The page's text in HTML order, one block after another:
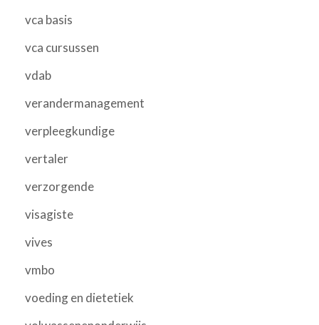
vca basis
vca cursussen
vdab
verandermanagement
verpleegkundige
vertaler
verzorgende
visagiste
vives
vmbo
voeding en dietetiek